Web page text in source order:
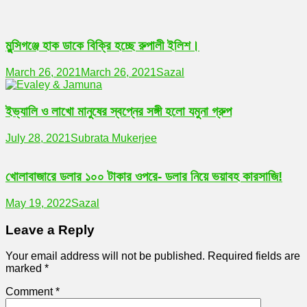
মুন্সিগঞ্জে হাক ডাকে বিক্রি হচ্ছে রুপালী ইলিশ।
March 26, 2021March 26, 2021Sazal
ইভ্যালি ও লাখো মানুষের স্বপ্নের সঙ্গী হলো যমুনা গ্রুপ
July 28, 2021Subrata Mukerjee
খোলাবাজারে ডলার ১০০ টাকার ওপরে- ডলার নিয়ে ভয়াবহ কারসাজি!
May 19, 2022Sazal
Leave a Reply
Your email address will not be published. Required fields are
marked *
Comment*